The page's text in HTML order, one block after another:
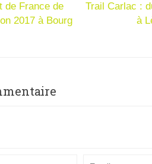
de France de
2017 à Bourg
Trail Carlac :
à